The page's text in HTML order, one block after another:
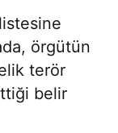
örgütün
terör
belir